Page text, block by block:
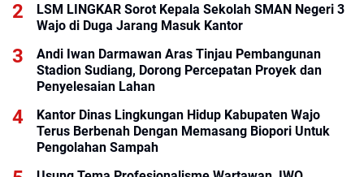
LSM LINGKAR Sorot Kepala Sekolah SMAN Negeri 3
Wajo di Duga Jarang Masuk Kantor
Andi Iwan Darmawan Aras Tinjau Pembangunan
Stadion Sudiang, Dorong Percepatan Proyek dan
Penyelesaian Lahan
Kantor Dinas Lingkungan Hidup Kabupaten Wajo
Terus Berbenah Dengan Memasang Biopori Untuk
Pengolahan Sampah